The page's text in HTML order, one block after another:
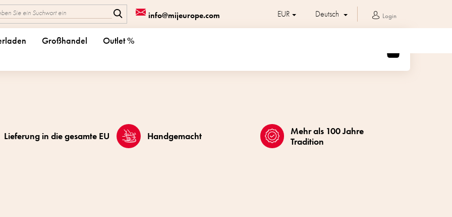
info@mijeurope.com EUR Deutsch Login
WARENKORB
Großhandel Outlet %
Lieferung in die gesamte EU Handgemacht
Mehr als 100 Jahre
Tradition